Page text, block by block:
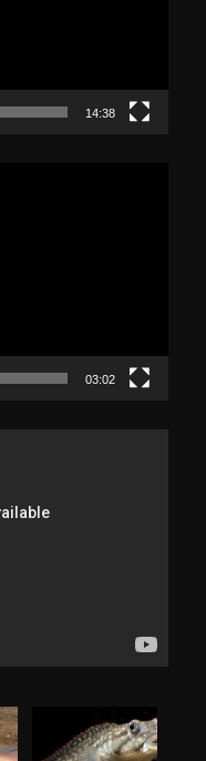
14:38
03:02